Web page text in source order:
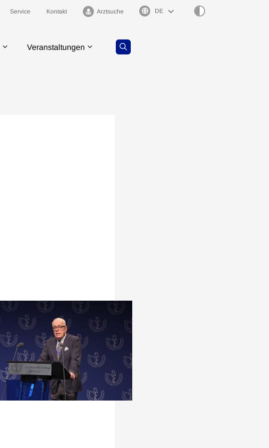
Service Kontakt Arztsuche Sprachauswahl
Veranstaltungen